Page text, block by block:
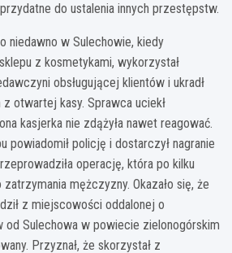
do ustalenia innych przestępstw.
niedawno w Sulechowie, kiedy
z kosmetykami, wykorzystał
obsługującej klientów i ukradł
otwartej kasy. Sprawca uciekł
kasjerka nie zdążyła nawet reagować.
powiadomił policję i dostarczył nagranie
operację, która po kilku
mężczyzny. Okazało się, że
z miejscowości oddalonej o
od Sulechowa w powiecie zielonogórskim
Przyznał, że skorzystał z